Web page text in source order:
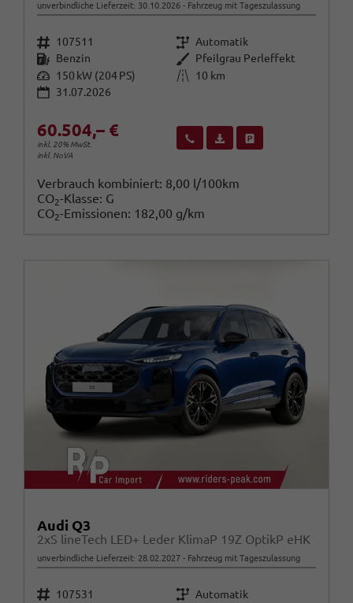
unverbindliche Lieferzeit: 30.10.2026 Fahrzeug mit Tageszulassung
Fahrzeugnr. 107511 Getriebe Automatik
Kraftstoff Benzin Außenfarbe Pfeilgrau Perleffekt
Leistung 150 kW (204 PS) Kilometerstand
10 km
31.07.2026
60.504,– €
inkl. 20% MwSt.
inkl. NoVA
Wir rufen Sie anFahrzeugexposé (PDF)
Verbrauch kombiniert: 8,00 l/100km
CO2-Klasse: G
CO2-Emissionen: 182,00 g/km
Audi Q3
2xS lineTech LED+ Leder KlimaP 19Z OptikP eHK
unverbindliche Lieferzeit: 28.02.2027 Fahrzeug mit Tageszulassung
Fahrzeugnr. 107531 Getriebe Automatik